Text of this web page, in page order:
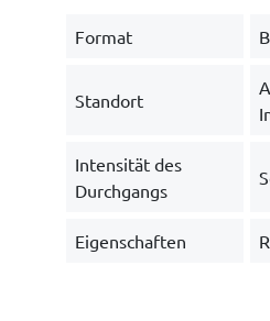
Format
Standort
Intensität des
Durchgangs
Eigenschaften